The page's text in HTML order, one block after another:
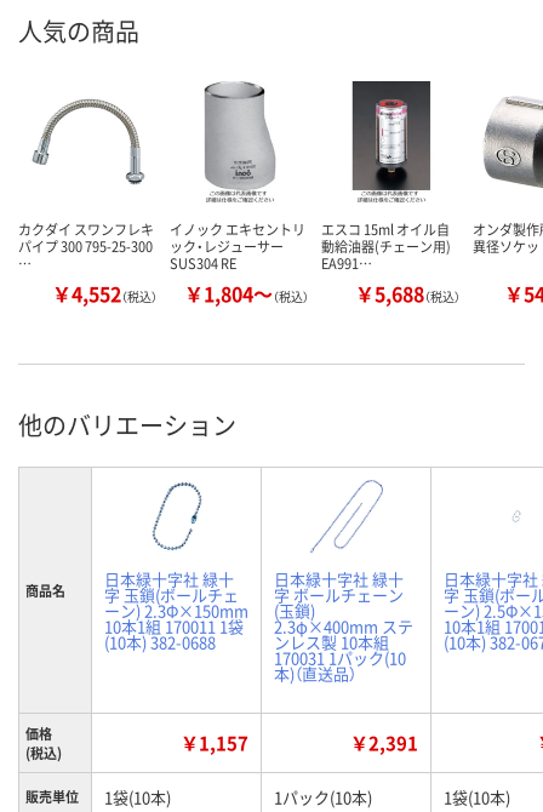
人気の商品
カクダイ スワンフレキ
パイプ 300 795-25-300
…
￥4,552（税込）
イノック エキセントリ
ック・レジューサー
SUS304 RE
￥1,804～（税込）
エスコ 15ml オイル自
動給油器(チェーン用)
EA991…
￥5,688（税込）
オンダ製作
異径ソケッ
￥
他のバリエーション
商品名 日本緑十字社 緑十
字 玉鎖(ボールチェ
ーン) 2.3Φ×150mm
10本1組 170011 1袋
(10本) 382-0688
日本緑十字社 緑十
字 ボールチェーン
(玉鎖)
2.3φ×400mm ステ
ンレス製 10本組
170031 1パック(10
本)（直送品）
日本緑十字社
字 玉鎖(ボー
ーン)
10本1組
(10本) 382-
価格
(税込)
￥1,157 ￥2,391
販売単位 1袋(10本) 1パック(10本) 1袋(10本)